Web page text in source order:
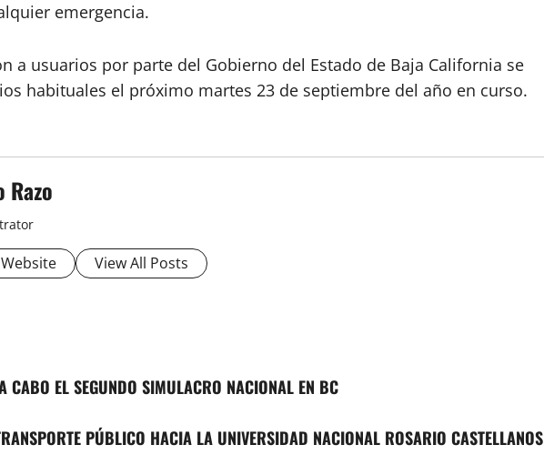
emergencia.
a usuarios por parte del Gobierno del Estado de Baja California se
habituales el próximo martes 23 de septiembre del año en curso.
Razo
View All Posts
CABO EL SEGUNDO SIMULACRO NACIONAL EN BC
PÚBLICO HACIA LA UNIVERSIDAD NACIONAL ROSARIO CASTELLANOS